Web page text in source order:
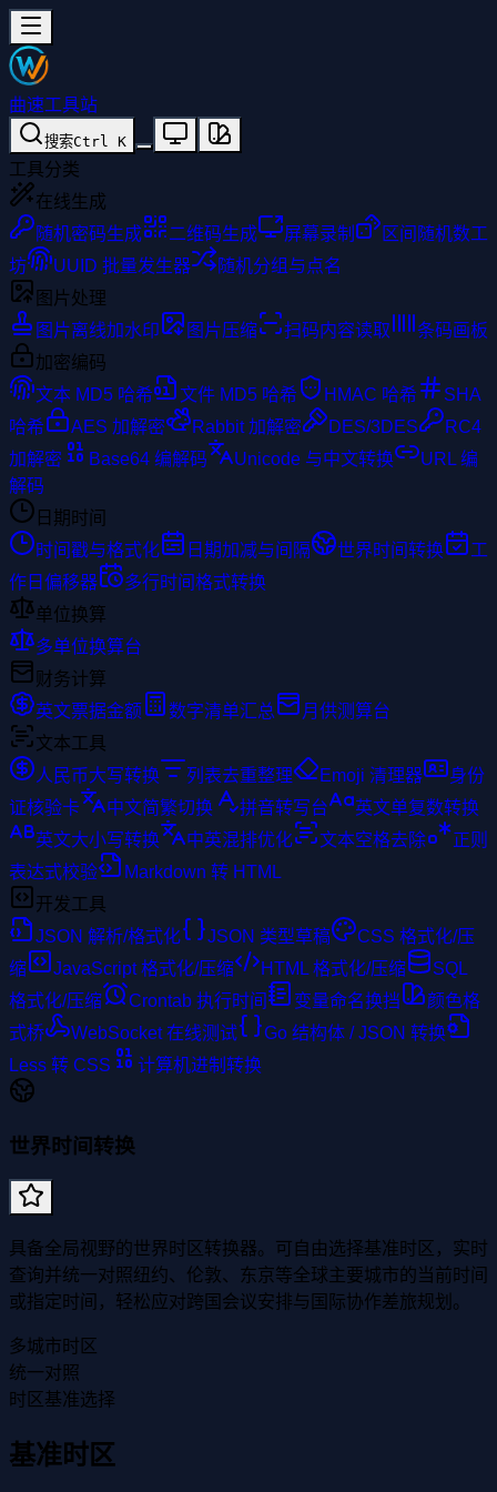
曲速工具站
搜索Ctrl K
工具分类
在线生成
随机密码生成
二维码生成 屏幕录制
区间随机数工
坊
UUID 批量发生器
随机分组与点名
图片处理
图片离线加水印
图片压缩 扫码内容读取
条码画板
加密编码
文本 MD5 哈希
文件 MD5 哈希 HMAC 哈希
SHA
哈希
AES 加解密 Rabbit 加解密 DES/3DES
RC4
加解密
Base64 编解码 Unicode 与中文转换
URL 编
解码
日期时间
时间戳与格式化
日期加减与间隔 世界时间转换
工
作日偏移器
多行时间格式转换
单位换算
多单位换算台
财务计算
英文票据金额
数字清单汇总
月供测算台
文本工具
人民币大写转换
列表去重整理 Emoji 清理器
身份
证核验卡
中文简繁切换 拼音转写台
英文单复数转换
英文大小写转换
中英混排优化 文本空格去除
正则
表达式校验
Markdown 转 HTML
开发工具
JSON 解析/格式化
JSON 类型草稿
CSS 格式化/压
缩
JavaScript 格式化/压缩 HTML 格式化/压缩
SQL
格式化/压缩
Crontab 执行时间 变量命名换挡
颜色格
式桥
WebSocket 在线测试
Go 结构体 / JSON 转换
Less 转 CSS
计算机进制转换
世界时间转换
具备全局视野的世界时区转换器。可自由选择基准时区，实时
查询并统一对照纽约、伦敦、东京等全球主要城市的当前时间
或指定时间，轻松应对跨国会议安排与国际协作差旅规划。
多城市时区
统一对照
时区基准选择
基准时区